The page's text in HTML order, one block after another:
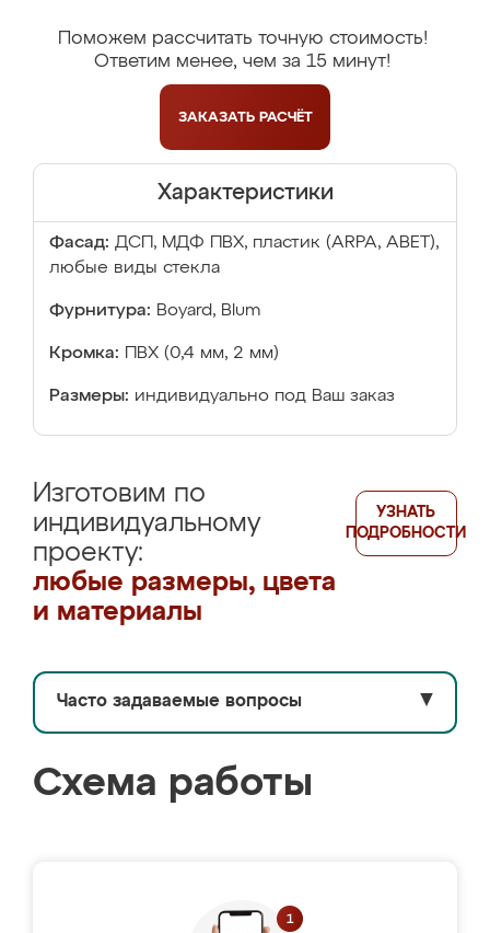
Поможем рассчитать точную стоимость!
Ответим менее, чем за 15 минут!
ЗАКАЗАТЬ РАСЧЁТ
Характеристики
Фасад: ДСП, МДФ ПВХ, пластик (ARPA, ABET),
любые виды стекла
Фурнитура: Boyard, Blum
Кромка: ПВХ (0,4 мм, 2 мм)
Размеры: индивидуально под Ваш заказ
Изготовим по
индивидуальному
проекту:
любые размеры, цвета
и материалы
УЗНАТЬ
ПОДРОБНОСТИ
Часто задаваемые вопросы ▼
Схема работы